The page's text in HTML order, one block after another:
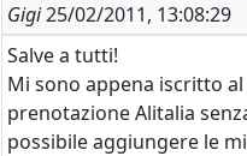
Gigi25/02/2011, 13:08:29
Salve a tutti!
Mi sono appena iscritto
prenotazione Alitalia
possibile aggiungere le